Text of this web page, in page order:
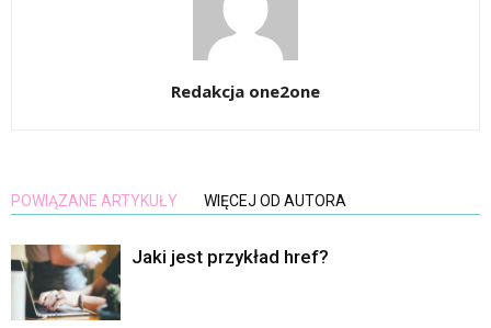
Redakcja one2one
POWIĄZANE ARTYKUŁY WIĘCEJ OD AUTORA
Jaki jest przykład href?